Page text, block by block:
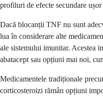
profiluri de efecte secundare
Dacă blocanții TNF nu sunt
lua în considerare alte
ale sistemului imunitar. Acestea
abatacept sau opțiuni mai noi,
Medicamentele tradiționale
corticosteroizi rămân opțiuni